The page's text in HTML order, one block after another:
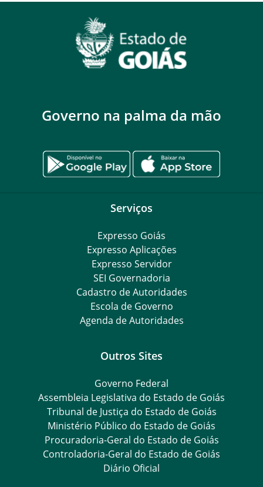
Governo na palma da mão
Serviços
Expresso Goiás
Expresso Aplicações
Expresso Servidor
SEI Governadoria
Cadastro de Autoridades
Escola de Governo
Agenda de Autoridades
Outros Sites
Governo Federal
Assembleia Legislativa do Estado de Goiás
Tribunal de Justiça do Estado de Goiás
Ministério Público do Estado de Goiás
Procuradoria-Geral do Estado de Goiás
Controladoria-Geral do Estado de Goiás
Diário Oficial